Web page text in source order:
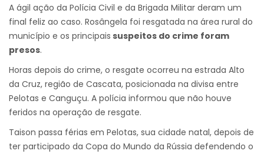
A ágil ação da Polícia Civil e da Brigada Militar deram um
final feliz ao caso. Rosângela foi resgatada na área rural do
município e os principais suspeitos do crime foram
presos.
Horas depois do crime, o resgate ocorreu na estrada Alto
da Cruz, região de Cascata, posicionada na divisa entre
Pelotas e Canguçu. A polícia informou que não houve
feridos na operação de resgate.
Taison passa férias em Pelotas, sua cidade natal, depois de
ter participado da Copa do Mundo da Rússia defendendo o